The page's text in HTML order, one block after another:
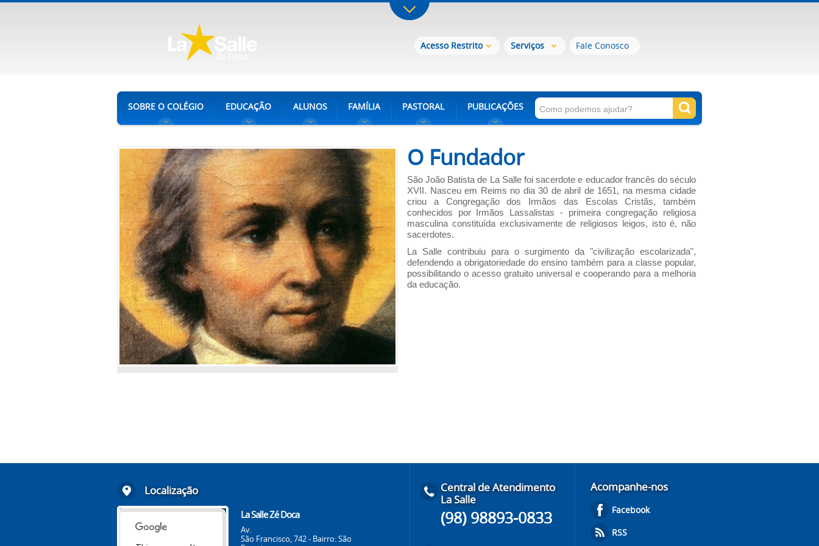
Acesso Restrito Serviços Fale Conosco
SOBRE O COLÉGIO EDUCAÇÃO ALUNOS FAMÍLIA PASTORAL PUBLICAÇÕES
O Fundador
São João Batista de La Salle foi sacerdote e educador francês do século
XVII. Nasceu em Reims no dia 30 de abril de 1651, na mesma cidade
criou a Congregação dos Irmãos das Escolas Cristãs, também
conhecidos por Irmãos Lassalistas - primeira congregação religiosa
masculina constituída exclusivamente de religiosos leigos, isto é, não
sacerdotes.
La Salle contribuiu para o surgimento da "civilização escolarizada",
defendendo a obrigatoriedade do ensino também para a classe popular,
possibilitando o acesso gratuito universal e cooperando para a melhoria
da educação.
Localização
La Salle Zé Doca
Av.
São Francisco, 742 - Bairro: São
Central de Atendimento
La Salle
(98) 98893-0833
Acompanhe-nos
Facebook
RSS